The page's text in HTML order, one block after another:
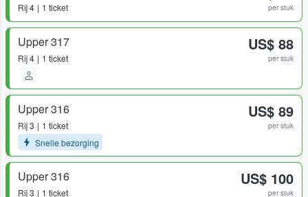
Rij4 1 ticket per stuk
Upper 317
Rij4 1 ticket
US$ 88
per stuk
Upper 316
Rij3
1 ticket
Snelle bezorging
US$ 89
per stuk
Upper 316
Rij3 1 ticket
US$ 100
per stuk